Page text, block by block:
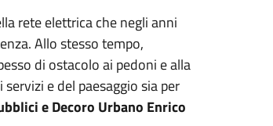
rete elettrica che negli anni
Allo stesso tempo,
di ostacolo ai pedoni e alla
e del paesaggio sia per
e Decoro Urbano Enrico